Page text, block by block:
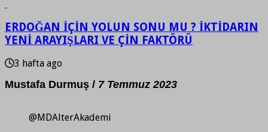
ERDOĞAN İÇİN YOLUN SONU MU ? İKTİDARIN
YENİ ARAYIŞLARI VE ÇİN FAKTÖRÜ
3 hafta ago
Mustafa Durmuş / 7 Temmuz 2023
@MDAlterAkademi